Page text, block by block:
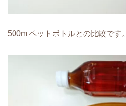
500mlペットボトルとの比較です。